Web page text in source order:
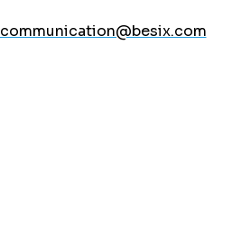
communication@besix.com